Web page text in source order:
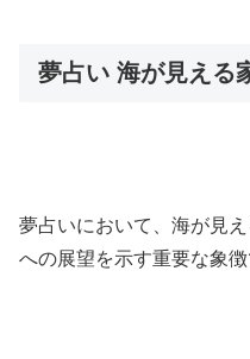
夢占い 海が見える
夢占いにおいて、海が見
への展望を示す重要な象徴